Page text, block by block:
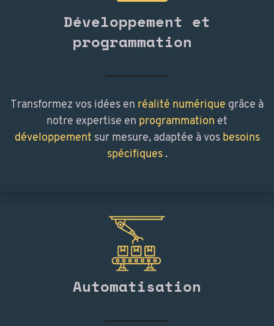
Développement et
programmation
Transformez vos idées en réalité numérique grâce à
notre expertise en programmation et
développement sur mesure, adaptée à vos besoins
spécifiques .
Automatisation